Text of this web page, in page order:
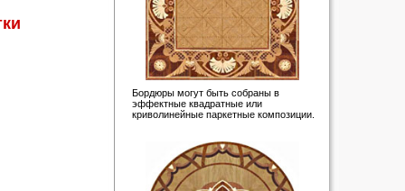
Бордюры могут быть собраны в
эффектные квадратные или
криволинейные паркетные композиции.